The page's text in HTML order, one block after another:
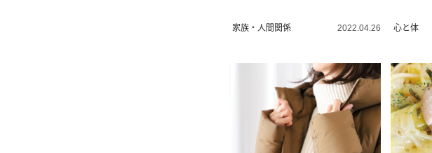
家族・人間関係 2022.04.26 心と体